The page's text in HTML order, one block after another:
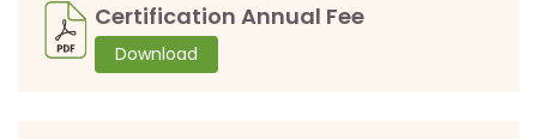
Certification Annual Fee
Download